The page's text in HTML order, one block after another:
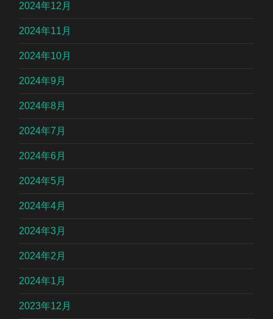
2024年12月
2024年11月
2024年10月
2024年9月
2024年8月
2024年7月
2024年6月
2024年5月
2024年4月
2024年3月
2024年2月
2024年1月
2023年12月